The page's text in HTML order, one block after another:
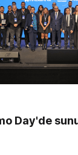
Day'de